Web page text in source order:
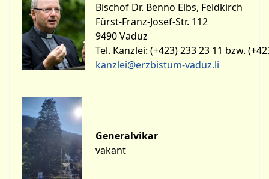
Bischof Dr. Benno Elbs, Feldkirch
Fürst-Franz-Josef-Str. 112
9490 Vaduz
Tel. Kanzlei: (+423) 233 23 11 bzw.
kanzlei@erzbistum-vaduz.li
Generalvikar
vakant